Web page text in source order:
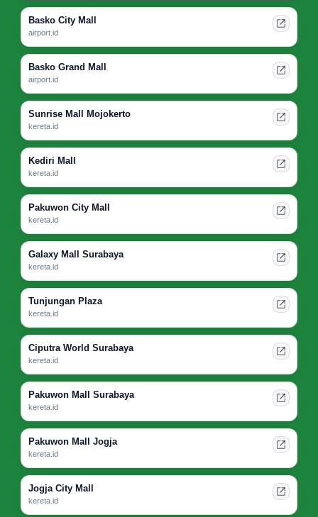
Basko City Mall
airport.id
Basko Grand Mall
airport.id
Sunrise Mall Mojokerto
kereta.id
Kediri Mall
kereta.id
Pakuwon City Mall
kereta.id
Galaxy Mall Surabaya
kereta.id
Tunjungan Plaza
kereta.id
Ciputra World Surabaya
kereta.id
Pakuwon Mall Surabaya
kereta.id
Pakuwon Mall Jogja
kereta.id
Jogja City Mall
kereta.id